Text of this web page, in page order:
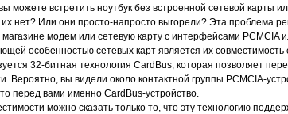
можете встретить ноутбук без встроенной сетевой карты
нет? Или они просто-напросто выгорели? Эта проблема
модем или сетевую карту с интерфейсами PCMCIA
особенностью сетевых карт является их совместимость
32-битная технология CardBus, которая позволяет
Вероятно, вы видели около контактной группы PCMCIA-
перед вами именно CardBus-устройство.
можно сказать только то, что эту технологию